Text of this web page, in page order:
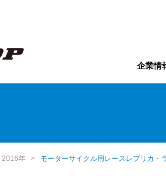
企業情
2016年 > モーターサイクル用レースレプリカ